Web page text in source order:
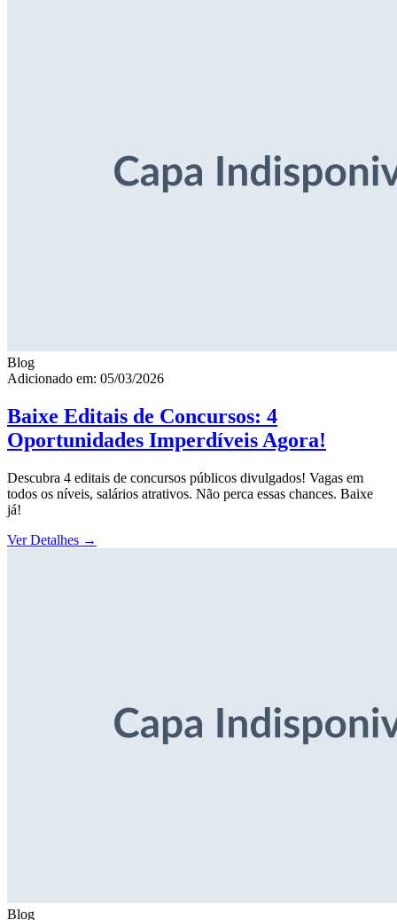
Blog
Adicionado em: 05/03/2026
Baixe Editais de Concursos: 4
Oportunidades Imperdíveis Agora!
Descubra 4 editais de concursos públicos divulgados! Vagas em
todos os níveis, salários atrativos. Não perca essas chances. Baixe
já!
Ver Detalhes →
Blog